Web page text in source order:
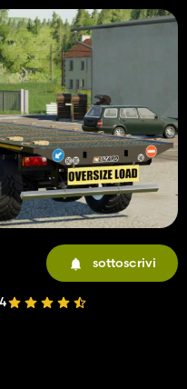
sottoscrivi